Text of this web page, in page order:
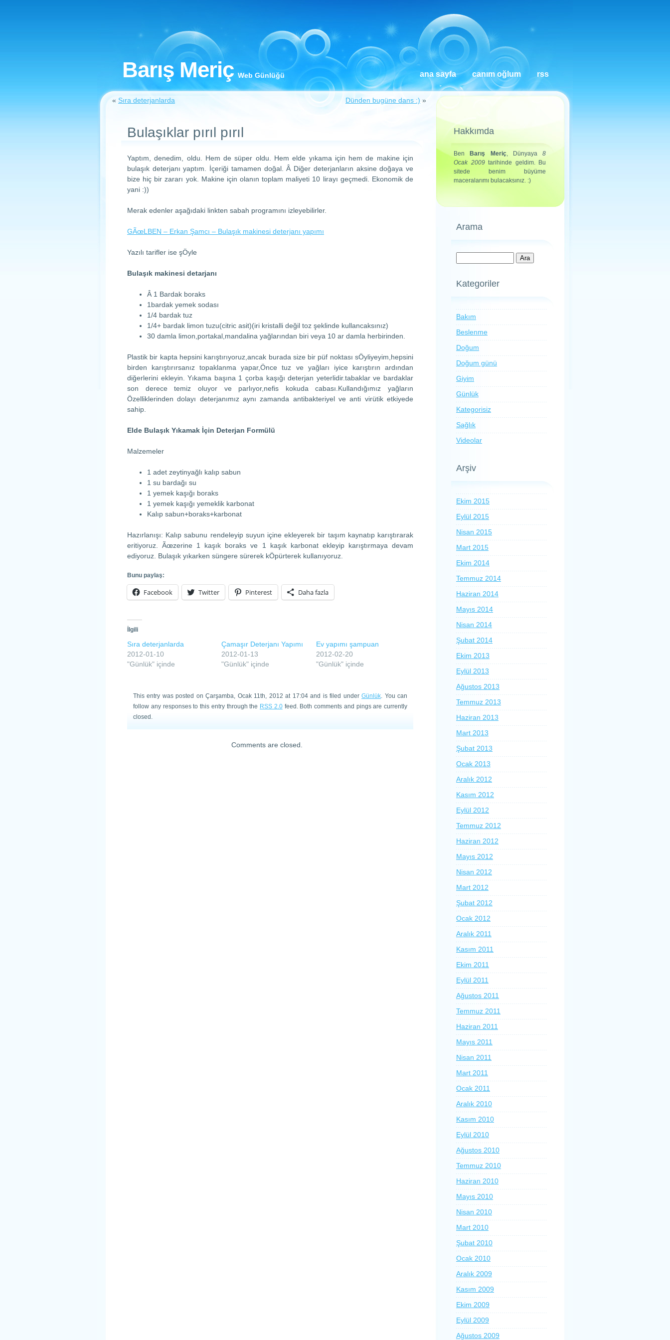
Barış Meriç Web Günlüğü ana sayfa canım oğlum rss
« Sıra deterjanlarda Dünden bugüne dans :) »
Bulaşıklar pırıl pırıl
Yaptım, denedim, oldu. Hem de süper oldu. Hem elde yıkama için hem de makine için
bulaşık deterjanı yaptım. İçeriği tamamen doğal. Â Diğer deterjanların aksine doğaya ve
bize hiç bir zararı yok. Makine için olanın toplam maliyeti 10 lirayı geçmedi. Ekonomik de
yani :))
Merak edenler aşağıdaki linkten sabah programını izleyebilirler.
GÃœLBEN – Erkan Şamcı – Bulaşık makinesi deterjanı yapımı
Yazılı tarifler ise şÖyle
Bulaşık makinesi detarjanı
Â 1 Bardak boraks
1bardak yemek sodası
1/4 bardak tuz
1/4+ bardak limon tuzu(citric asit)(iri kristalli değil toz şeklinde kullancaksınız)
30 damla limon,portakal,mandalina yağlarından biri veya 10 ar damla herbirinden.
Plastik bir kapta hepsini karıştırıyoruz,ancak burada size bir püf noktası sÖyliyeyim,hepsini
birden karıştırırsanız topaklanma yapar,Önce tuz ve yağları iyice karıştırın ardından
diğerlerini ekleyin. Yıkama başına 1 çorba kaşığı deterjan yeterlidir.tabaklar ve bardaklar
son derece temiz oluyor ve parlıyor,nefis kokuda cabası.Kullandığımız yağların
Özelliklerinden dolayı deterjanımız aynı zamanda antibakteriyel ve anti virütik etkiyede
sahip.
Elde Bulaşık Yıkamak İçin Deterjan Formülü
Malzemeler
1 adet zeytinyağlı kalıp sabun
1 su bardağı su
1 yemek kaşığı boraks
1 yemek kaşığı yemeklik karbonat
Kalıp sabun+boraks+karbonat
Hazırlanışı: Kalıp sabunu rendeleyip suyun içine ekleyerek bir taşım kaynatıp karıştırarak
eritiyoruz. Ãœzerine 1 kaşık boraks ve 1 kaşık karbonat ekleyip karıştırmaya devam
ediyoruz. Bulaşık yıkarken süngere sürerek kÖpürterek kullanıyoruz.
Bunu paylaş:
Facebook Twitter Pinterest Daha fazla
İlgili
Sıra deterjanlarda
2012-01-10
"Günlük" içinde
Çamaşır Deterjanı Yapımı
2012-01-13
"Günlük" içinde
Ev yapımı şampuan
2012-02-20
"Günlük" içinde
This entry was posted on Çarşamba, Ocak 11th, 2012 at 17:04 and is filed underGünlük . You can
follow any responses to this entry through the RSS 2.0feed. Both comments and pings are currently
closed.
Comments are closed.
Hakkımda
Ben Barış Meriç, Dünyaya 8
Ocak 2009tarihinde geldim. Bu
sitede benim büyüme
maceralarımı bulacaksınız. :)
Arama
Kategoriler
Bakım
Beslenme
Doğum
Doğum günü
Giyim
Günlük
Kategorisiz
Sağlık
Videolar
Arşiv
Ekim 2015
Eylül 2015
Nisan 2015
Mart 2015
Ekim 2014
Temmuz 2014
Haziran 2014
Mayıs 2014
Nisan 2014
Şubat 2014
Ekim 2013
Eylül 2013
Ağustos 2013
Temmuz 2013
Haziran 2013
Mart 2013
Şubat 2013
Ocak 2013
Aralık 2012
Kasım 2012
Eylül 2012
Temmuz 2012
Haziran 2012
Mayıs 2012
Nisan 2012
Mart 2012
Şubat 2012
Ocak 2012
Aralık 2011
Kasım 2011
Ekim 2011
Eylül 2011
Ağustos 2011
Temmuz 2011
Haziran 2011
Mayıs 2011
Nisan 2011
Mart 2011
Ocak 2011
Aralık 2010
Kasım 2010
Eylül 2010
Ağustos 2010
Temmuz 2010
Haziran 2010
Mayıs 2010
Nisan 2010
Mart 2010
Şubat 2010
Ocak 2010
Aralık 2009
Kasım 2009
Ekim 2009
Eylül 2009
Ağustos 2009